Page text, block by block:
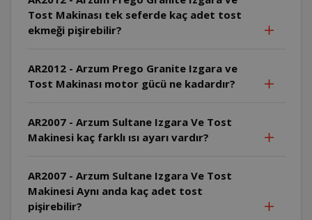
Tost Makinası tek seferde kaç adet tost
ekmeği pişirebilir?
AR2012 - Arzum Prego Granite Izgara ve
Tost Makinası motor gücü ne kadardır?
AR2007 - Arzum Sultane Izgara Ve Tost
Makinesi kaç farklı ısı ayarı vardır?
AR2007 - Arzum Sultane Izgara Ve Tost
Makinesi Aynı anda kaç adet tost
pişirebilir?